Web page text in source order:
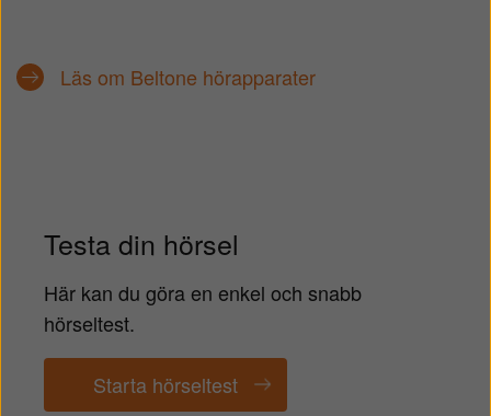
Läs om Beltone hörapparater
Testa din hörsel
Här kan du göra en enkel och snabb
hörseltest.
Starta hörseltest